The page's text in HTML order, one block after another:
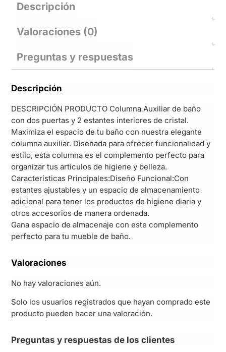
Descripción
Valoraciones (0)
Preguntas y respuestas
Descripción
DESCRIPCIÓN PRODUCTO Columna Auxiliar de baño
con dos puertas y 2 estantes interiores de cristal.
Maximiza el espacio de tu baño con nuestra elegante
columna auxiliar. Diseñada para ofrecer funcionalidad y
estilo, esta columna es el complemento perfecto para
organizar tus artículos de higiene y belleza.
Características Principales:Diseño Funcional:Con
estantes ajustables y un espacio de almacenamiento
adicional para tener los productos de higiene diaria y
otros accesorios de manera ordenada.
Gana espacio de almacenaje con este complemento
perfecto para tu mueble de baño.
Valoraciones
No hay valoraciones aún.
Solo los usuarios registrados que hayan comprado este
producto pueden hacer una valoración.
Preguntas y respuestas de los clientes